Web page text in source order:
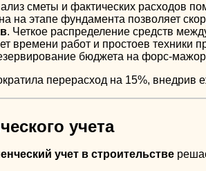
сметы и фактических расходов
на этапе фундамента позволяет
. Четкое распределение средств
времени работ и простоев техники
бюджета на форс-
перерасход на 15%,
учета
учет в строительстве